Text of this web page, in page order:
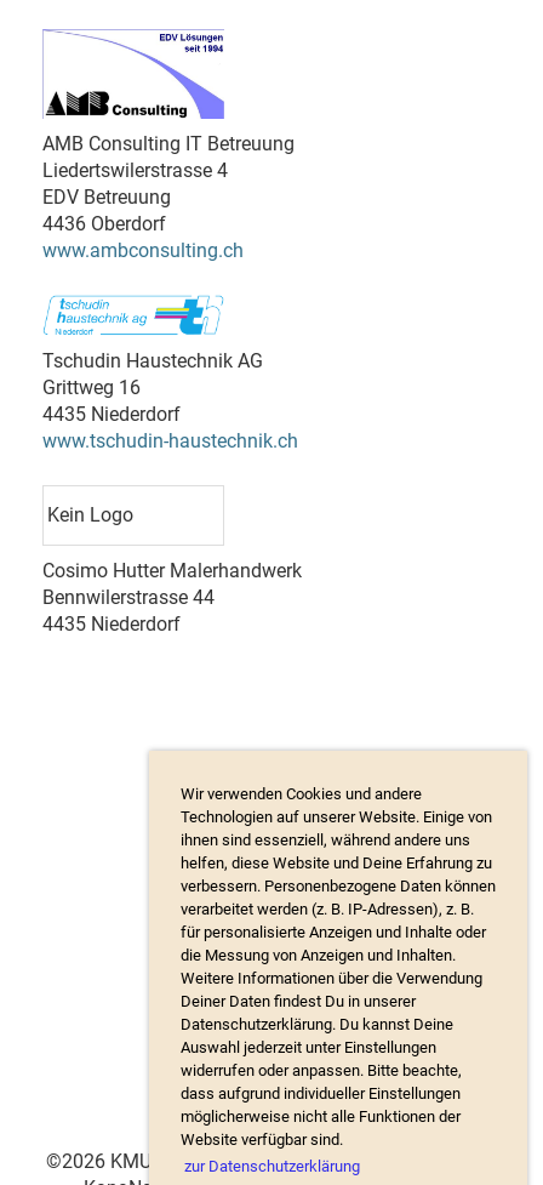
Wir verwenden Cookies und andere
Technologien auf unserer Website. Einige von
ihnen sind essenziell, während andere uns
helfen, diese Website und Deine Erfahrung zu
verbessern. Personenbezogene Daten können
verarbeitet werden (z. B. IP-Adressen), z. B.
für personalisierte Anzeigen und Inhalte oder
die Messung von Anzeigen und Inhalten.
Weitere Informationen über die Verwendung
Deiner Daten findest Du in unserer
Datenschutzerklärung. Du kannst Deine
Auswahl jederzeit unter Einstellungen
widerrufen oder anpassen. Bitte beachte,
dass aufgrund individueller Einstellungen
möglicherweise nicht alle Funktionen der
Website verfügbar sind.
zur Datenschutzerklärung
AMB Consulting IT Betreuung
Liedertswilerstrasse 4
EDV Betreuung
4436 Oberdorf
www.ambconsulting.ch
Tschudin Haustechnik AG
Grittweg 16
4435 Niederdorf
www.tschudin-haustechnik.ch
Kein Logo
Cosimo Hutter Malerhandwerk
Bennwilerstrasse 44
4435 Niederdorf
©2026 KMU Waldenburgertal, Website: Katrin Kaden,